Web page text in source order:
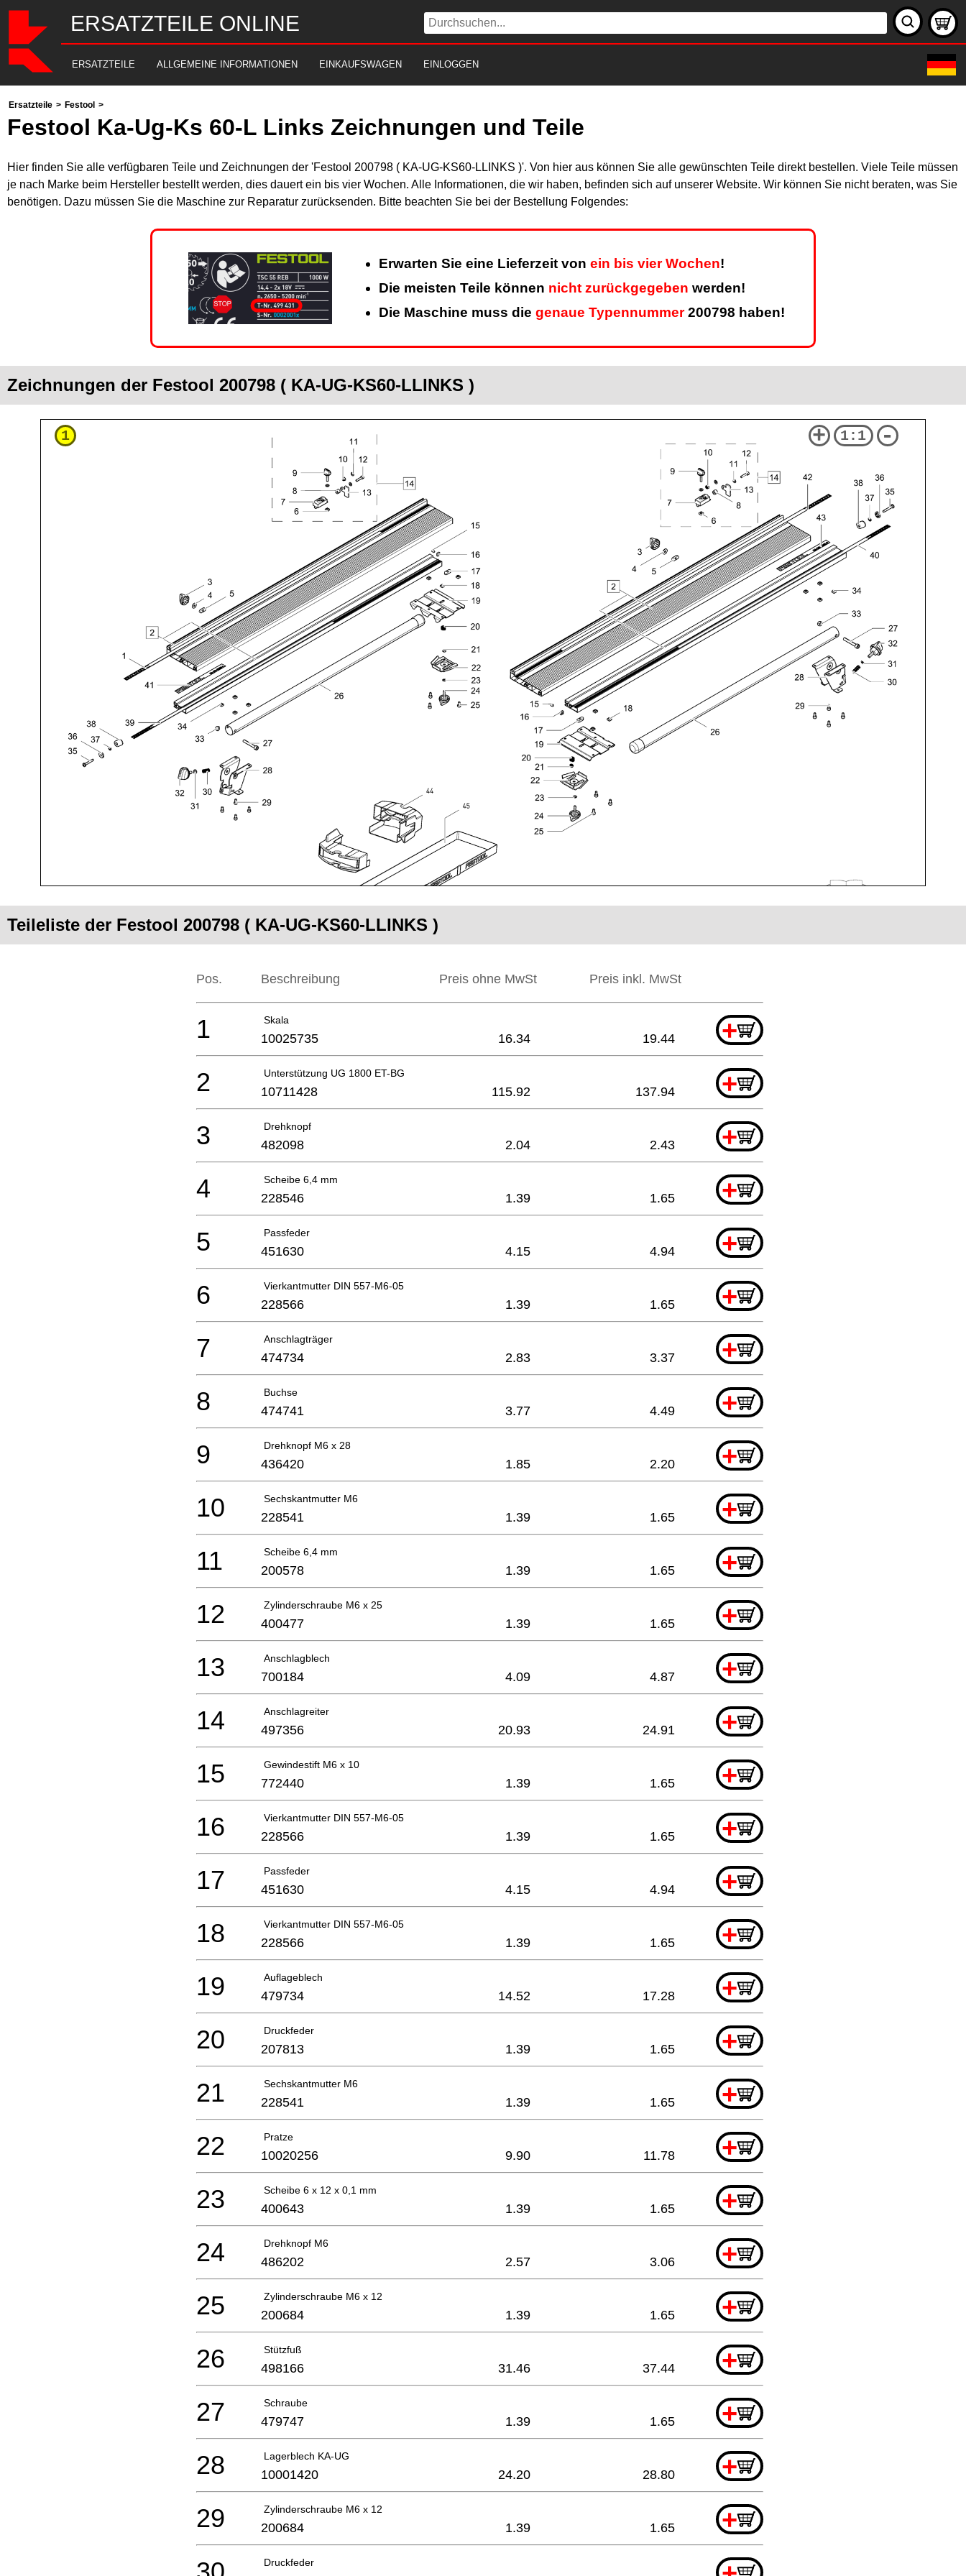
ERSATZTEILE ONLINE
ERSATZTEILE ALLGEMEINE INFORMATIONEN EINKAUFSWAGEN EINLOGGEN
Ersatzteile > Festool >
Festool Ka-Ug-Ks 60-L Links Zeichnungen und Teile
Hier finden Sie alle verfügbaren Teile und Zeichnungen der 'Festool 200798 ( KA-UG-KS60-LLINKS )'. Von hier aus können Sie alle gewünschten Teile direkt bestellen. Viele Teile müssen
je nach Marke beim Hersteller bestellt werden, dies dauert ein bis vier Wochen. Alle Informationen, die wir haben, befinden sich auf unserer Website. Wir können Sie nicht beraten, was Sie
benötigen. Dazu müssen Sie die Maschine zur Reparatur zurücksenden. Bitte beachten Sie bei der Bestellung Folgendes:
Erwarten Sie eine Lieferzeit von ein bis vier Wochen!
Die meisten Teile können nicht zurückgegeben werden!
Die Maschine muss die genaue Typennummer200798 haben!
Zeichnungen der Festool 200798 ( KA-UG-KS60-LLINKS )
1 + 1:1 -
Teileliste der Festool 200798 ( KA-UG-KS60-LLINKS )
Pos. Beschreibung Preis ohne MwSt Preis inkl. MwSt
Skala +
1 10025735 16.34 19.44
Unterstützung UG 1800 ET-BG +
2 10711428 115.92 137.94
Drehknopf +
3 482098 2.04 2.43
Scheibe 6,4 mm +
4 228546 1.39 1.65
Passfeder +
5 451630 4.15 4.94
Vierkantmutter DIN 557-M6-05 +
6 228566 1.39 1.65
Anschlagträger +
7 474734 2.83 3.37
Buchse +
8 474741 3.77 4.49
Drehknopf M6 x 28 +
9 436420 1.85 2.20
Sechskantmutter M6 +
10 228541 1.39 1.65
Scheibe 6,4 mm +
11 200578 1.39 1.65
Zylinderschraube M6 x 25 +
12 400477 1.39 1.65
Anschlagblech +
13 700184 4.09 4.87
Anschlagreiter +
14 497356 20.93 24.91
Gewindestift M6 x 10 +
15 772440 1.39 1.65
Vierkantmutter DIN 557-M6-05 +
16 228566 1.39 1.65
Passfeder +
17 451630 4.15 4.94
Vierkantmutter DIN 557-M6-05 +
18 228566 1.39 1.65
Auflageblech +
19 479734 14.52 17.28
Druckfeder +
20 207813 1.39 1.65
Sechskantmutter M6 +
21 228541 1.39 1.65
Pratze +
22 10020256 9.90 11.78
Scheibe 6 x 12 x 0,1 mm +
23 400643 1.39 1.65
Drehknopf M6 +
24 486202 2.57 3.06
Zylinderschraube M6 x 12 +
25 200684 1.39 1.65
Stützfuß +
26 498166 31.46 37.44
Schraube +
27 479747 1.39 1.65
Lagerblech KA-UG +
28 10001420 24.20 28.80
Zylinderschraube M6 x 12 +
29 200684 1.39 1.65
Druckfeder